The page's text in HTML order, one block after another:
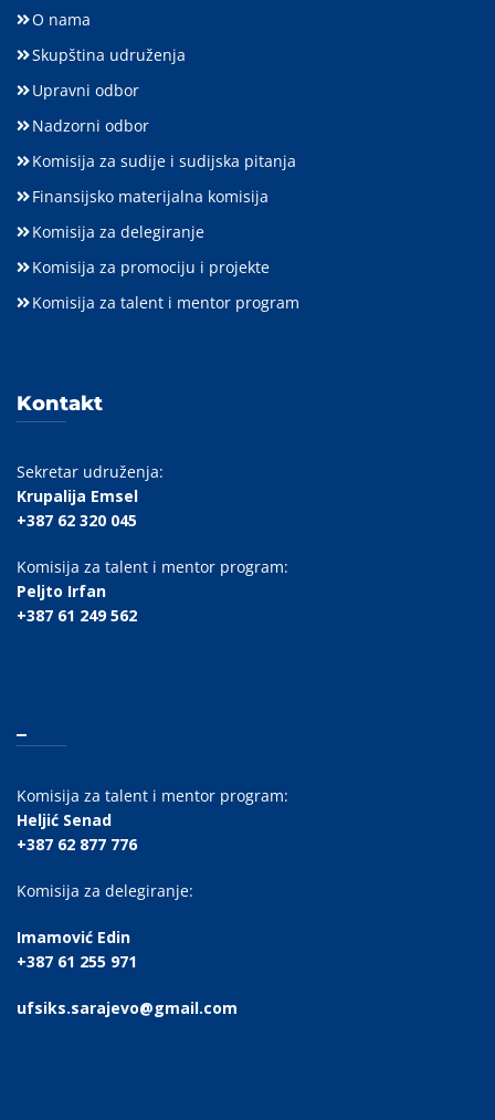
O nama
Skupština udruženja
Upravni odbor
Nadzorni odbor
Komisija za sudije i sudijska pitanja
Finansijsko materijalna komisija
Komisija za delegiranje
Komisija za promociju i projekte
Komisija za talent i mentor program
Kontakt
Sekretar udruženja:
Krupalija Emsel
+387 62 320 045
Komisija za talent i mentor program:
Peljto Irfan
+387 61 249 562
Komisija za talent i mentor program:
Heljić Senad
+387 62 877 776
Komisija za delegiranje:
Imamović Edin
+387 61 255 971
ufsiks.sarajevo@gmail.com